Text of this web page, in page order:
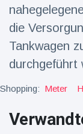
die
Tankwagen
durchgeführt
Shopping: Meter